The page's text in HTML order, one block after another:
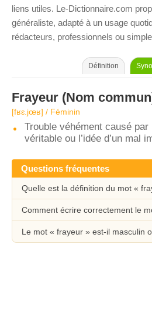
liens utiles. Le-Dictionnaire.com
généraliste, adapté à un usage
rédacteurs, professionnels ou
Définition
Frayeur (Nom
[fʁɛ.jœʁ] / Féminin
Trouble véhément causé par
véritable ou l’idée d’un mal
Questions fréquentes
Quelle est la définition du mot «
Comment écrire correctement le
Le mot « frayeur » est-il masculin